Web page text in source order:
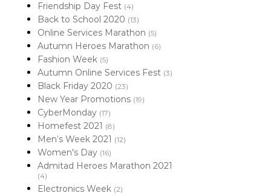
Friendship Day Fest (4)
Back to School 2020 (13)
Online Services Marathon (5)
Autumn Heroes Marathon (6)
Fashion Week (5)
Autumn Online Services Fest (3)
Black Friday 2020 (23)
New Year Promotions (19)
CyberMonday (17)
Homefest 2021 (8)
Men’s Week 2021 (12)
Women's Day (16)
Admitad Heroes Marathon 2021
(4)
Electronics Week (2)